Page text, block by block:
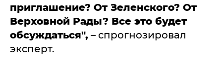
приглашение? От Зеленского? От
Верховной Рады? Все это будет
обсуждаться", – спрогнозировал
эксперт.